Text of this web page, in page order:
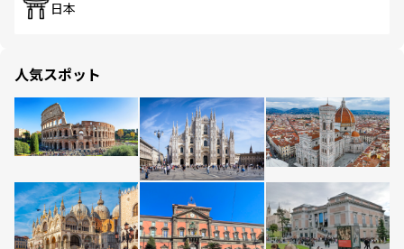
日本
人気スポット